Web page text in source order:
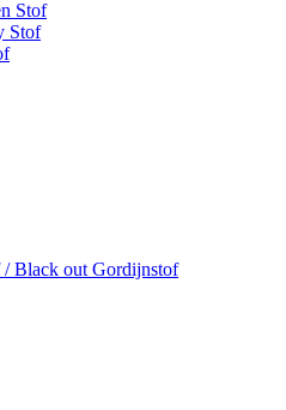
Stof
Stof
/ Black out Gordijnstof